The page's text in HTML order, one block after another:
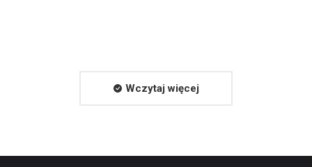
Wczytaj więcej